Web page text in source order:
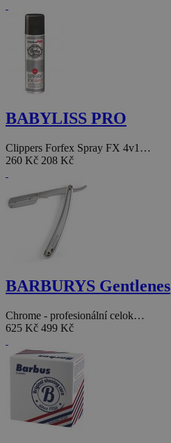
BABYLISS PRO
Clippers Forfex Spray FX 4v1…
260 Kč 208 Kč
BARBURYS Gentlenes
Chrome - profesionální celok…
625 Kč 499 Kč